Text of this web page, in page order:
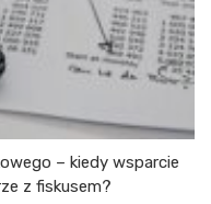
– kiedy wsparcie
z fiskusem?